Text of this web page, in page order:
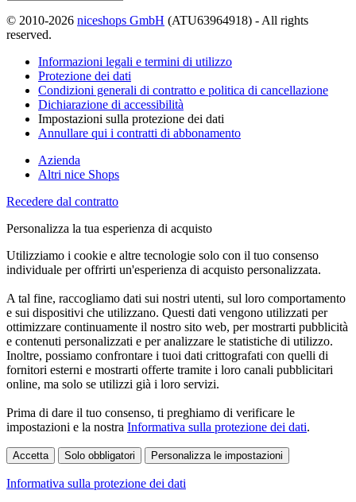
© 2010-2026 niceshops GmbH (ATU63964918) - All rights
reserved.
Informazioni legali e termini di utilizzo
Protezione dei dati
Condizioni generali di contratto e politica di cancellazione
Dichiarazione di accessibilità
Impostazioni sulla protezione dei dati
Annullare qui i contratti di abbonamento
Azienda
Altri nice Shops
Recedere dal contratto
Personalizza la tua esperienza di acquisto
Utilizziamo i cookie e altre tecnologie solo con il tuo consenso
individuale per offrirti un'esperienza di acquisto personalizzata.
A tal fine, raccogliamo dati sui nostri utenti, sul loro comportamento
e sui dispositivi che utilizzano. Questi dati vengono utilizzati per
ottimizzare continuamente il nostro sito web, per mostrarti pubblicità
e contenuti personalizzati e per analizzare le statistiche di utilizzo.
Inoltre, possiamo confrontare i tuoi dati crittografati con quelli di
fornitori esterni e mostrarti offerte tramite i loro canali pubblicitari
online, ma solo se utilizzi già i loro servizi.
Prima di dare il tuo consenso, ti preghiamo di verificare le
impostazioni e la nostra Informativa sulla protezione dei dati.
Accetta Solo obbligatori Personalizza le impostazioni
Informativa sulla protezione dei dati